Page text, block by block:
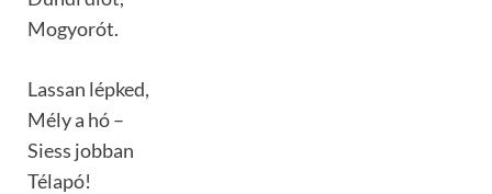
Mogyorót.
Lassan lépked,
Mély a hó –
Siess jobban
Télapó!